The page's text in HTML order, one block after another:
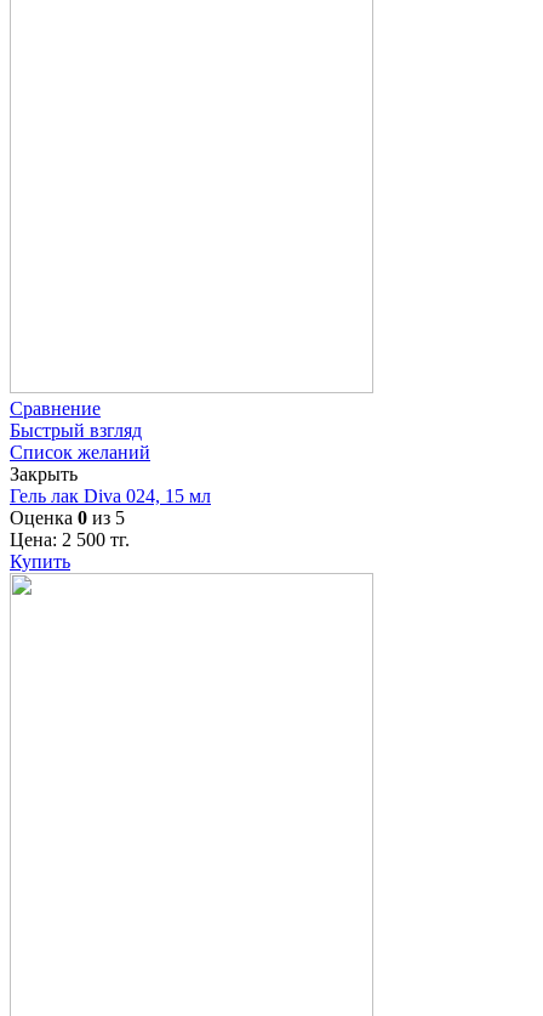
Сравнение
Быстрый взгляд
Список желаний
Закрыть
Гель лак Diva 024, 15 мл
Оценка 0 из 5
Цена: 2 500 тг.
Купить